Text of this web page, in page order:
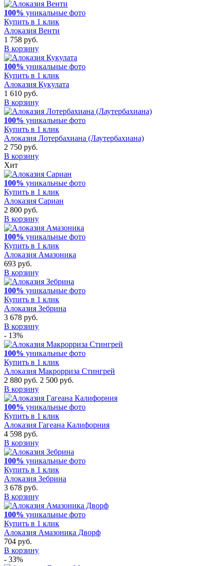
100% уникальные фото
Купить в 1 клик
Алоказия Венти
1 758 руб.
В корзину
100% уникальные фото
Купить в 1 клик
Алоказия Кукулата
1 610 руб.
В корзину
100% уникальные фото
Купить в 1 клик
Алоказия Лотербахиана (Лаутербахиана)
2 750 руб.
В корзину
Хит
100% уникальные фото
Купить в 1 клик
Алоказия Сариан
2 800 руб.
В корзину
100% уникальные фото
Купить в 1 клик
Алоказия Амазоника
693 руб.
В корзину
100% уникальные фото
Купить в 1 клик
Алоказия Зебрина
3 678 руб.
В корзину
- 13%
100% уникальные фото
Купить в 1 клик
Алоказия Макрорриза Стингрей
2 880 руб. 2 500 руб.
В корзину
100% уникальные фото
Купить в 1 клик
Алоказия Гагеана Калифорния
4 598 руб.
В корзину
100% уникальные фото
Купить в 1 клик
Алоказия Зебрина
3 678 руб.
В корзину
100% уникальные фото
Купить в 1 клик
Алоказия Амазоника Дворф
704 руб.
В корзину
- 33%